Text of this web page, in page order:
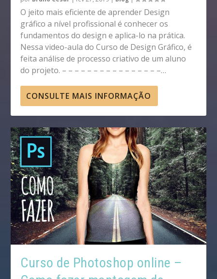
O jeito mais eficiente de aprender Design
gráfico a nível profissional é conhecer os
fundamentos do design e aplica-lo na prática.
Nessa video-aula do Curso de Design Gráfico, é
feita análise de processo criativo de um aluno
do projeto. – – – – – – – – – – – – – – – –…
CONSULTE MAIS INFORMAÇÃO
Curso de Photoshop online –